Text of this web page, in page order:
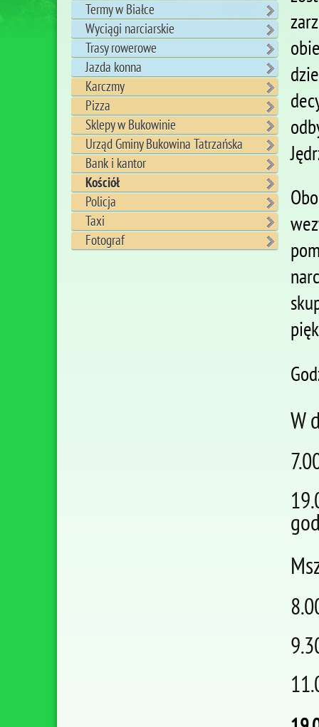
Termy w Białce
Wyciągi narciarskie
Trasy rowerowe
Jazda konna
Karczmy
Pizza
Sklepy w Bukowinie
Urząd Gminy Bukowina Tatrzańska
Bank i kantor
Kościół
Policja
Taxi
Fotograf
W